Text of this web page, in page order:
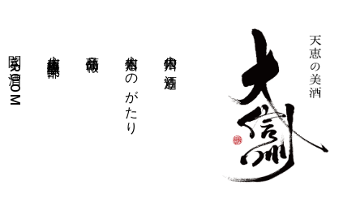
大信州の酒造り
大信州ものがたり
聞き酒ROOM